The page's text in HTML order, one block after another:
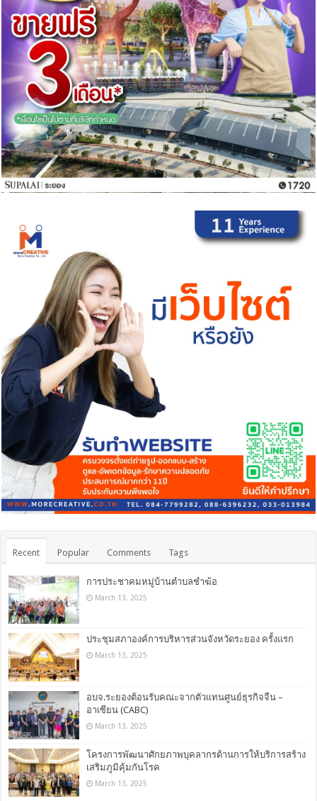
Recent Popular Comments Tags
การประชาคมหมู่บ้านตำบลชำฆ้อ
March 13, 2025
ประชุมสภาองค์การบริหารส่วนจังหวัดระยอง ครั้งแรก
March 13, 2025
อบจ.ระยองต้อนรับคณะจากตัวแทนศูนย์ธุรกิจจีน –
อาเซียน (CABC)
March 13, 2025
โครงการพัฒนาศักยภาพบุคลากรด้านการให้บริการสร้าง
เสริมภูมิคุ้มกันโรค
March 13, 2025